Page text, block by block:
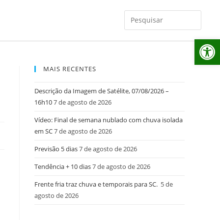
MAIS RECENTES
Descrição da Imagem de Satélite, 07/08/2026 –
16h107 de agosto de 2026
Vídeo: Final de semana nublado com chuva isolada
em SC7 de agosto de 2026
Previsão 5 dias7 de agosto de 2026
Tendência + 10 dias7 de agosto de 2026
Frente fria traz chuva e temporais para SC. 5 de
agosto de 2026